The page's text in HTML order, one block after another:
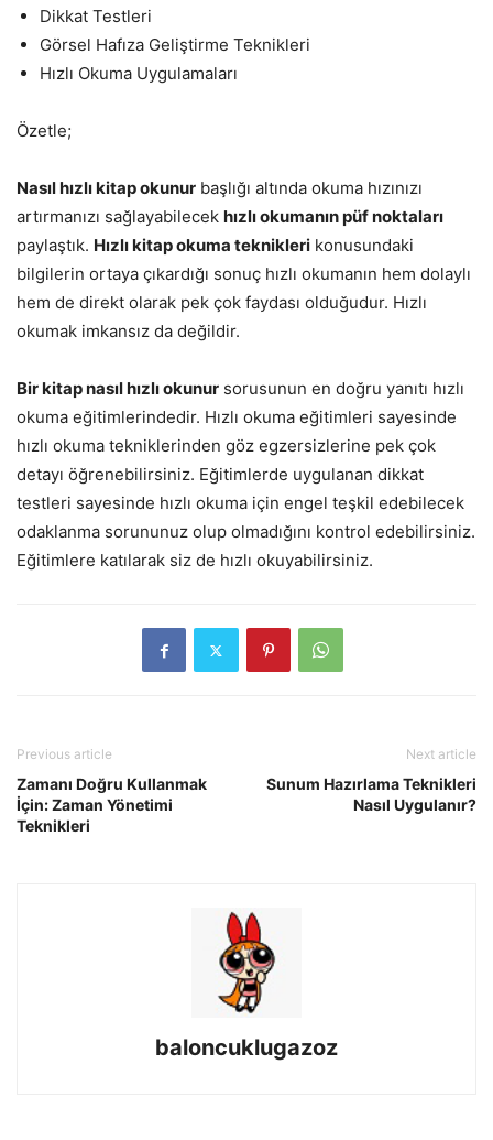
Dikkat Testleri
Görsel Hafıza Geliştirme Teknikleri
Hızlı Okuma Uygulamaları
Özetle;
Nasıl hızlı kitap okunur başlığı altında okuma hızınızı
artırmanızı sağlayabilecek hızlı okumanın püf noktaları
paylaştık. Hızlı kitap okuma teknikleri konusundaki
bilgilerin ortaya çıkardığı sonuç hızlı okumanın hem dolaylı
hem de direkt olarak pek çok faydası olduğudur. Hızlı
okumak imkansız da değildir.
Bir kitap nasıl hızlı okunur sorusunun en doğru yanıtı hızlı
okuma eğitimlerindedir. Hızlı okuma eğitimleri sayesinde
hızlı okuma tekniklerinden göz egzersizlerine pek çok
detayı öğrenebilirsiniz. Eğitimlerde uygulanan dikkat
testleri sayesinde hızlı okuma için engel teşkil edebilecek
odaklanma sorununuz olup olmadığını kontrol edebilirsiniz.
Eğitimlere katılarak siz de hızlı okuyabilirsiniz.
Previous article
Zamanı Doğru Kullanmak
İçin: Zaman Yönetimi
Teknikleri
Next article
Sunum Hazırlama Teknikleri
Nasıl Uygulanır?
baloncuklugazoz